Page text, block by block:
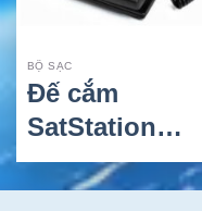
BỘ SẠC
Đế cắm
SatStation
Iridium 9575 –
Giải pháp để